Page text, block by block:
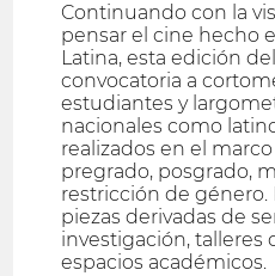
Continuando con la
pensar el cine hecho
Latina, esta edición
convocatoria a
estudiantes y
nacionales como
realizados en el
pregrado, posgrado,
restricción de
piezas derivadas de
investigación, talleres
espacios académicos.